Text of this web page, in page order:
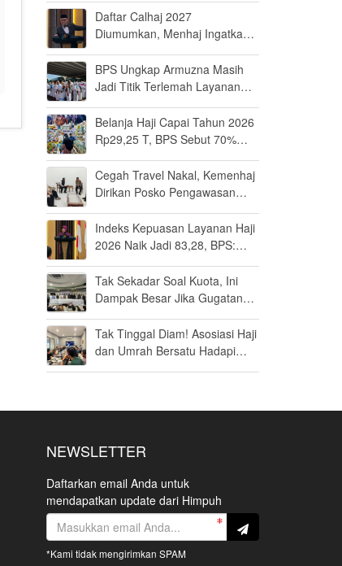
Daftar Calhaj 2027
Diumumkan, Menhaj Ingatkan
BPS Ungkap Armuzna Masih
Jadi Titik Terlemah Layanan
Belanja Haji Capai Tahun 2026
Rp29,25 T, BPS Sebut 70%
Saudi
Cegah Travel Nakal, Kemenhaj
Dirikan Posko Pengawasan
Indeks Kepuasan Layanan Haji
2026 Naik Jadi 83,28, BPS:
Tak Sekadar Soal Kuota, Ini
Dampak Besar Jika Gugatan
Tak Tinggal Diam! Asosiasi Haji
dan Umrah Bersatu Hadapi
NEWSLETTER
Daftarkan email Anda untuk
mendapatkan update dari Himpuh
*Kami tidak mengirimkan SPAM